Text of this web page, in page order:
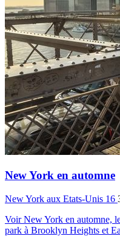
New York en automne
New York aux Etats-Unis 16
Voir New York en automne,
park à Brooklyn Heights et